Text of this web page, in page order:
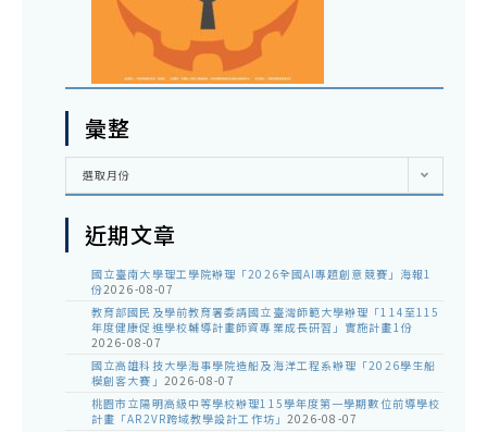
彙整
彙
選取月份
近期文章
國立臺南大學理工學院辦理「2026全國AI專題創意競賽」海報1
份2026-08-07
教育部國民及學前教育署委請國立臺灣師範大學辦理「114至115
年度健康促進學校輔導計畫師資專業成長研習」實施計畫1份
2026-08-07
國立高雄科技大學海事學院造船及海洋工程系辦理「2026學生船
模創客大賽」 2026-08-07
桃園市立陽明高級中等學校辦理115學年度第一學期數位前導學校
計畫「AR2VR跨域教學設計工作坊」 2026-08-07